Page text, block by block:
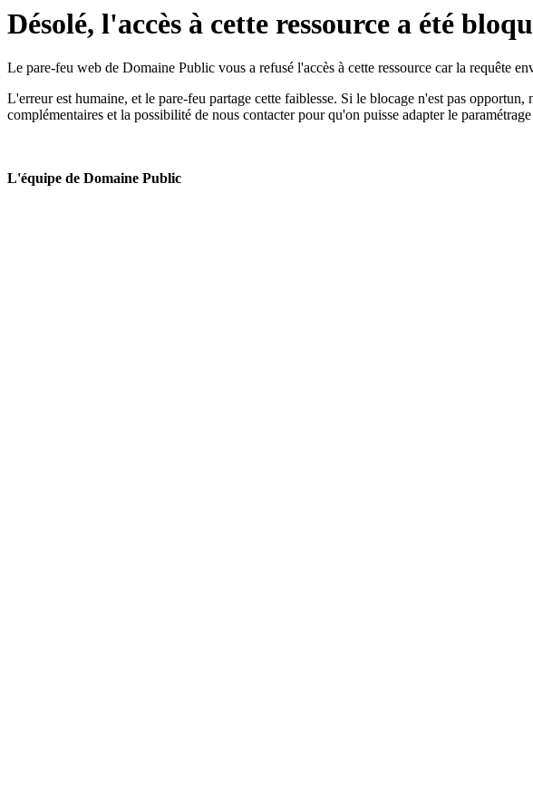
Désolé, l'accès à cette ressource a été
Le pare-feu web de Domaine Public vous a refusé l'accès à cette ressource car la requête
L'erreur est humaine, et le pare-feu partage cette faiblesse. Si le blocage n'est pas
complémentaires et la possibilité de nous contacter pour qu'on puisse adapter le
L'équipe de Domaine Public